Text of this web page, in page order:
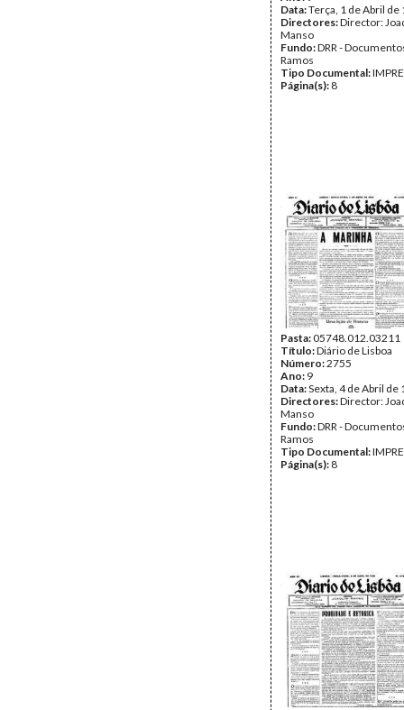
Data:Terça, 1 de Abril de
Directores:Director:
Manso
Fundo:DRR -
Ramos
Tipo Documental:
Página(s): 8
Pasta:05748.012.03211
Título:Diário de Lisboa
Número:2755
Ano: 9
Data:Sexta, 4 de Abril de
Directores:Director:
Manso
Fundo:DRR -
Ramos
Tipo Documental:
Página(s): 8